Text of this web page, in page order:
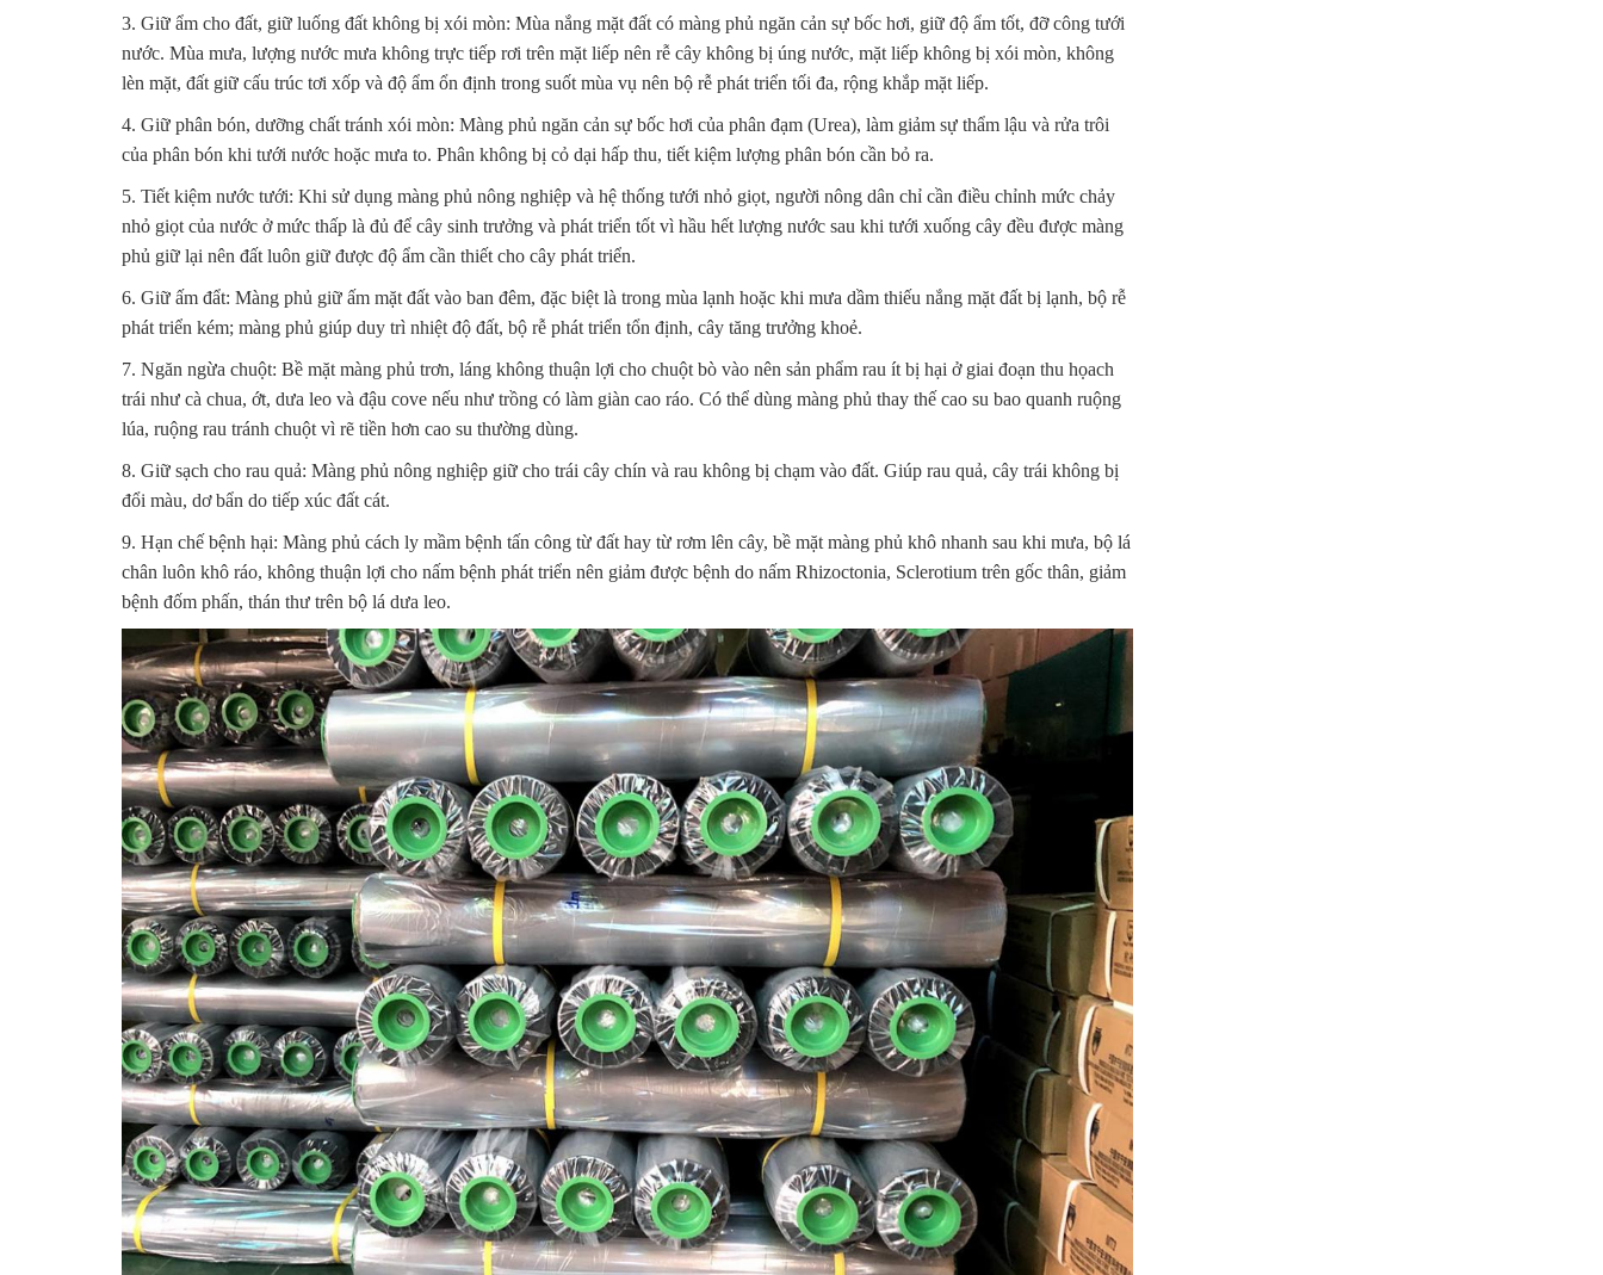
3. Giữ ẩm cho đất, giữ luống đất không bị xói mòn: Mùa nắng mặt đất có màng phủ ngăn cản sự bốc hơi, giữ độ ẩm tốt, đỡ công tưới
nước. Mùa mưa, lượng nước mưa không trực tiếp rơi trên mặt liếp nên rễ cây không bị úng nước, mặt liếp không bị xói mòn, không
lèn mặt, đất giữ cấu trúc tơi xốp và độ ẩm ổn định trong suốt mùa vụ nên bộ rễ phát triển tối đa, rộng khắp mặt liếp.
4. Giữ phân bón, dưỡng chất tránh xói mòn: Màng phủ ngăn cản sự bốc hơi của phân đạm (Urea), làm giảm sự thẩm lậu và rửa trôi
của phân bón khi tưới nước hoặc mưa to. Phân không bị cỏ dại hấp thu, tiết kiệm lượng phân bón cần bỏ ra.
5. Tiết kiệm nước tưới: Khi sử dụng màng phủ nông nghiệp và hệ thống tưới nhỏ giọt, người nông dân chỉ cần điều chỉnh mức chảy
nhỏ giọt của nước ở mức thấp là đủ để cây sinh trưởng và phát triển tốt vì hầu hết lượng nước sau khi tưới xuống cây đều được màng
phủ giữ lại nên đất luôn giữ được độ ẩm cần thiết cho cây phát triển.
6. Giữ ấm đẩt: Màng phủ giữ ấm mặt đất vào ban đêm, đặc biệt là trong mùa lạnh hoặc khi mưa dầm thiếu nắng mặt đất bị lạnh, bộ rễ
phát triển kém; màng phủ giúp duy trì nhiệt độ đất, bộ rễ phát triển tổn định, cây tăng trưởng khoẻ.
7. Ngăn ngừa chuột: Bề mặt màng phủ trơn, láng không thuận lợi cho chuột bò vào nên sản phẩm rau ít bị hại ở giai đoạn thu họach
trái như cà chua, ớt, dưa leo và đậu cove nếu như trồng có làm giàn cao ráo. Có thể dùng màng phủ thay thế cao su bao quanh ruộng
lúa, ruộng rau tránh chuột vì rẽ tiền hơn cao su thường dùng.
8. Giữ sạch cho rau quả: Màng phủ nông nghiệp giữ cho trái cây chín và rau không bị chạm vào đất. Giúp rau quả, cây trái không bị
đổi màu, dơ bẩn do tiếp xúc đất cát.
9. Hạn chế bệnh hại: Màng phủ cách ly mầm bệnh tấn công từ đất hay từ rơm lên cây, bề mặt màng phủ khô nhanh sau khi mưa, bộ lá
chân luôn khô ráo, không thuận lợi cho nấm bệnh phát triển nên giảm được bệnh do nấm Rhizoctonia, Sclerotium trên gốc thân, giảm
bệnh đốm phấn, thán thư trên bộ lá dưa leo.